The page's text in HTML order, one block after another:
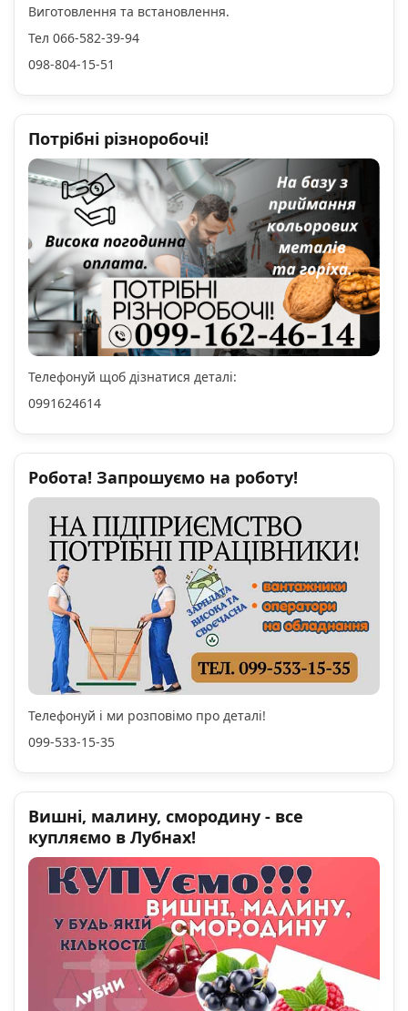
Виготовлення та встановлення.
Тел 066-582-39-94
098-804-15-51
Потрібні різноробочі!
Телефонуй щоб дізнатися деталі:
0991624614
Робота! Запрошуємо на роботу!
Телефонуй і ми розповімо про деталі!
099-533-15-35
Вишні, малину, смородину - все
купляємо в Лубнах!